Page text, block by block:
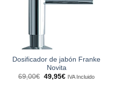
Dosificador de jabón Franke
Novita
69,00€ El
49,95€ElIVA Incluido